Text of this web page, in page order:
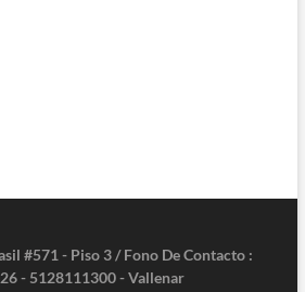
#571 - Piso 3 / Fono De Contacto :
- 5128111300 - Vallenar